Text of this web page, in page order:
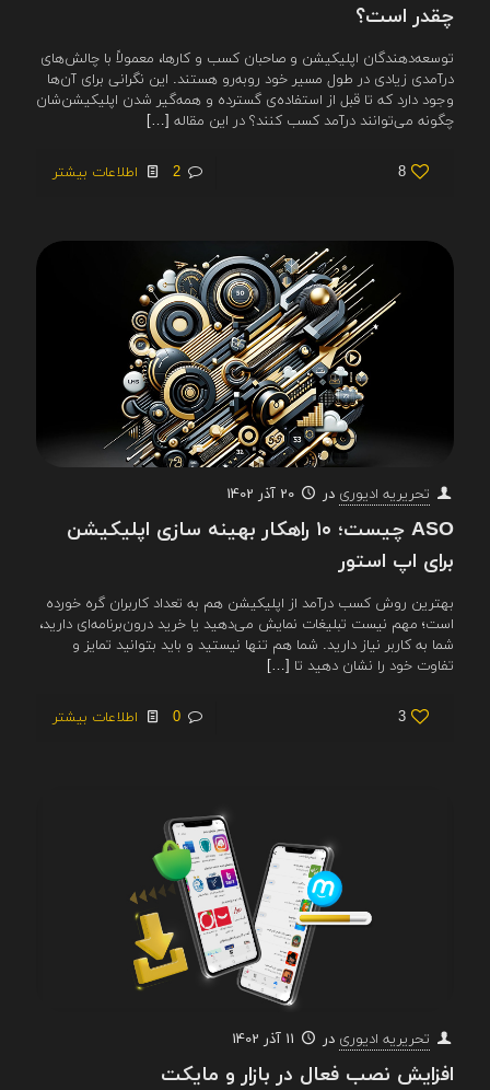
چقدر است؟
توسعه‌دهندگان اپلیکیشن و صاحبان کسب ‌و کارها، معمولاً با چالش‌های
درآمدی زیادی در طول مسیر خود روبه‌رو هستند. این نگرانی برای آن‌ها
وجود دارد که تا قبل از استفاده‌ی گسترده و همه‌گیر شدن اپلیکیشن‌شان
چگونه می‌توانند درآمد کسب کنند؟ در این مقاله […]
8
2 اطلاعات بیشتر
تحریریه ادیوری در 20 آذر 1402
ASO چیست؛ ۱۰ راهکار بهینه سازی اپلیکیشن
برای اپ استور
بهترین روش کسب درآمد از اپلیکیشن هم به تعداد کاربران گره خورده
است؛ مهم نیست تبلیغات نمایش می‌دهید یا خرید درون‌برنامه‌ای دارید،
شما به کاربر نیاز دارید. شما هم تنها نیستید و باید بتوانید تمایز و
تفاوت خود را نشان دهید تا […]
3
0 اطلاعات بیشتر
تحریریه ادیوری در 11 آذر 1402
افزایش نصب فعال در بازار و مایکت